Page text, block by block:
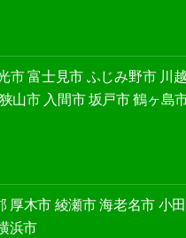
市 富士見市 ふじみ野市 川
狭山市 入間市 坂戸市 鶴ヶ島
厚木市 綾瀬市 海老名市 小
浜市